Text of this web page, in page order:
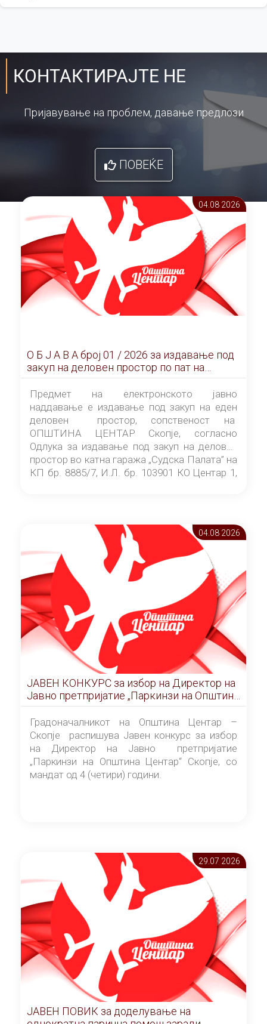
КОНТАКТИРАЈТЕ НЕ
Пријавување на проблем, давање предлози
ПОВЕЌЕ
04.08 2026
О Б Ј А В А брoj 01 / 2026 за издавање под
закуп на деловен простор по пат на
ЕЛЕКТРОНСКО ЈАВНО НАДДАВАЊЕ
Предмет на електронското јавно
наддавање е издавање под закуп на еден
деловен простор, сопственост на
ОПШТИНА ЦЕНТАР Скопје, согласно
Одлука за издавање под закуп на деловен
простор во катна гаража „Судска Палата” на
КП бр. 8885/7, И.Л. бр. 103901 КО Центар 1,
Скопје” број 9/2026), за времетраење од 3
(три) години од денот на потпишувањето на
Договорот за закуп со најповолниот
понудувач.
04.08 2026
ЈАВЕН КОНКУРС за избор на Директор на
Јавно претпријатие „Паркинзи на Општина
Центар“ – Скопје
Градоначалникот на Општина Центар –
Скопје распишува Јавен конкурс за избор
на Директор на Јавно претпријатие
„Паркинзи на Општина Центар“ Скопје, со
мандат од 4 (четири) години.
29.07 2026
ЈАВЕН ПОВИК за доделување на